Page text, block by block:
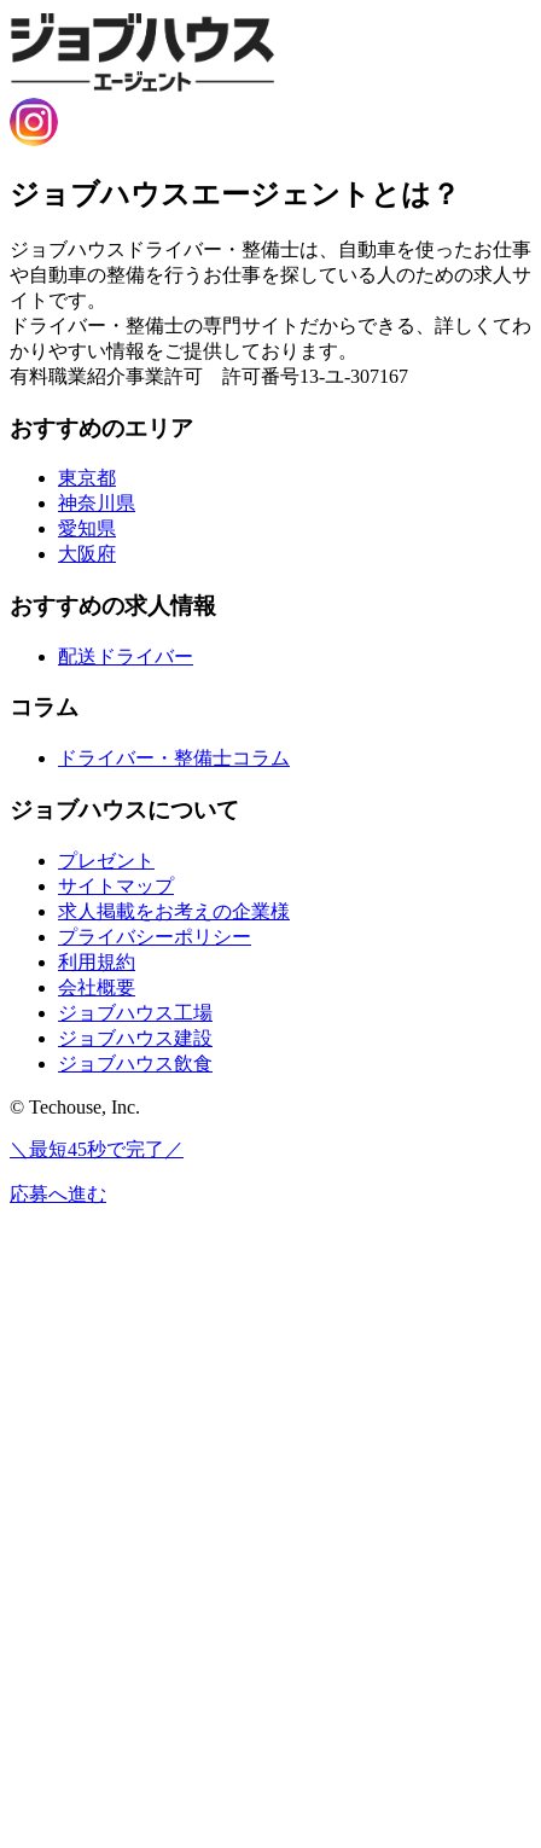
ジョブハウスエージェントとは？
ジョブハウスドライバー・整備士は、自動車を使ったお仕事
や自動車の整備を行うお仕事を探している人のための求人サ
イトです。
ドライバー・整備士の専門サイトだからできる、詳しくてわ
かりやすい情報をご提供しております。
有料職業紹介事業許可 許可番号13-ユ-307167
おすすめのエリア
東京都
神奈川県
愛知県
大阪府
おすすめの求人情報
配送ドライバー
コラム
ドライバー・整備士コラム
ジョブハウスについて
プレゼント
サイトマップ
求人掲載をお考えの企業様
プライバシーポリシー
利用規約
会社概要
ジョブハウス工場
ジョブハウス建設
ジョブハウス飲食
© Techouse, Inc.
＼最短45秒で完了／
応募へ進む